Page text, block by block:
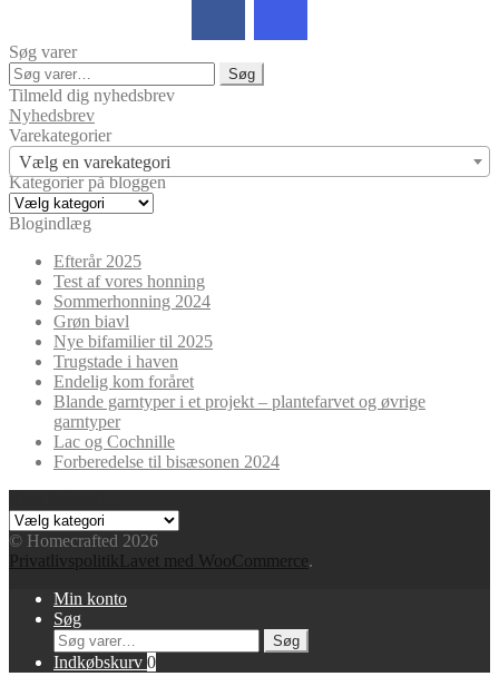
Søg varer
Søg
efter:
Søg
Tilmeld dig nyhedsbrev
Nyhedsbrev
Varekategorier
Vælg en varekategori
Kategorier på bloggen
Kategorier
på
Blogindlæg
Efterår 2025
Test af vores honning
Sommerhonning 2024
Grøn biavl
Nye bifamilier til 2025
Trugstade i haven
Endelig kom foråret
Blande garntyper i et projekt – plantefarvet og øvrige
garntyper
Lac og Cochnille
Forberedelse til bisæsonen 2024
Blog
kategorier
© Homecrafted 2026
Privatlivspolitik Lavet med WooCommerce.
Min konto
Søg
Søg
efter:
Søg
Indkøbskurv 0